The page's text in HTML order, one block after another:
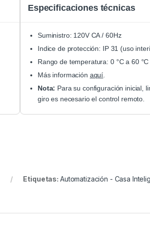
Especificaciones técnicas
Suministro: 120V CA / 60Hz
Indice de protección: IP 31 (uso
Rango de temperatura: 0 °C a 60 °C
Más información aquí
Nota: Para su configuración inicial,
giro es necesario el control remoto.
Etiquetas: Automatización - Casa